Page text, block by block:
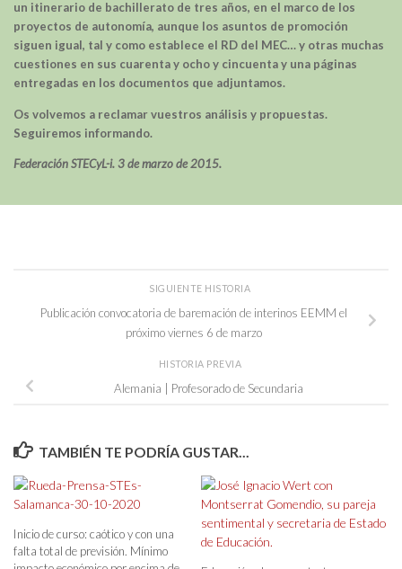
un itinerario de bachillerato de tres años, en el marco de los
proyectos de autonomía, aunque los asuntos de promoción
siguen igual, tal y como establece el RD del MEC… y otras muchas
cuestiones en sus cuarenta y ocho y cincuenta y una páginas
entregadas en los documentos que adjuntamos.
Os volvemos a reclamar vuestros análisis y propuestas.
Seguiremos informando.
Federación STECyL-i. 3 de marzo de 2015.
SIGUIENTE HISTORIA
Publicación convocatoria de baremación de interinos EEMM el
próximo viernes 6 de marzo
HISTORIA PREVIA
Alemania | Profesorado de Secundaria
TAMBIÉN TE PODRÍA GUSTAR...
Inicio de curso: caótico y con una
falta total de previsión. Mínimo